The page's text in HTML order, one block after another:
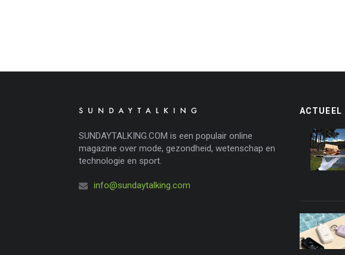
SUNDAYTALKING.COM is een populair online
magazine over mode, gezondheid, wetenschap en
technologie en sport.
info@sundaytalking.com
ACTUEEL